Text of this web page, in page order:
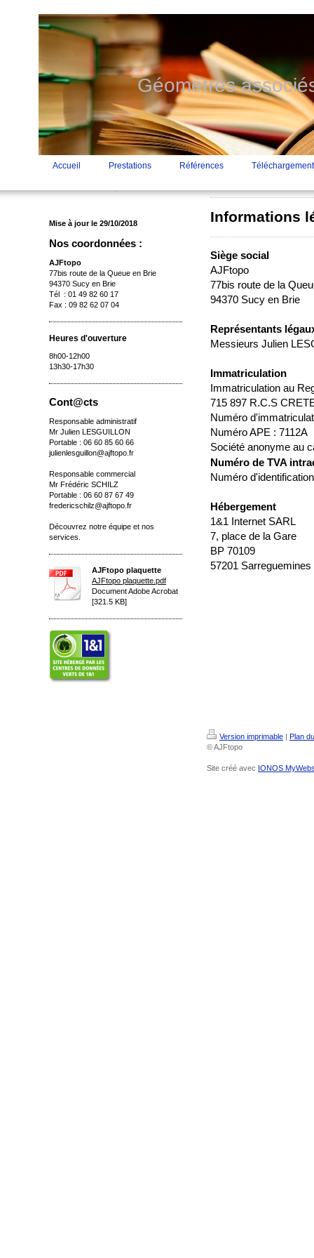
Géomètres
Accueil Prestations Références
Mise à jour le 29/10/2018
Nos coordonnées :
AJFtopo
77bis route de la Queue en Brie
94370 Sucy en Brie
Tél : 01 49 82 60 17
Fax : 09 82 62 07 04
Heures d'ouverture
8h00-12h00
13h30-17h30
Cont@cts
Responsable administratif
Mr Julien LESGUILLON
Portable : 06 60 85 60 66
julienlesguillon@ajftopo.fr
Responsable commercial
Mr Frédéric SCHILZ
Portable : 06 60 87 67 49
fredericschilz@ajftopo.fr
Découvrez notre équipe et nos
services.
AJFtopo plaquette
AJFtopo plaquette.pdf
Document Adobe Acrobat
[321.5 KB]
Informations
Siège social
AJFtopo
77bis route de la
94370 Sucy en Brie
Représentants
Messieurs Julien
Immatriculation
Immatriculation au
715 897 R.C.S
Numéro
Numéro APE : 7112A
Société anonyme au
Numéro de TVA
Numéro
Hébergement
1&1 Internet SARL
7, place de la Gare
BP 70109
57201
Version imprimable | Plan
© AJFtopo
Site créé avec IONOS